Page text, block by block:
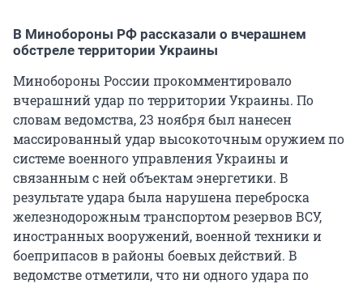
В Минобороны РФ рассказали о вчерашнем
обстреле территории Украины
Минобороны России прокомментировало
вчерашний удар по территории Украины. По
словам ведомства, 23 ноября был нанесен
массированный удар высокоточным оружием по
системе военного управления Украины и
связанным с ней объектам энергетики. В
результате удара была нарушена переброска
железнодорожным транспортом резервов ВСУ,
иностранных вооружений, военной техники и
боеприпасов в районы боевых действий. В
ведомстве отметили, что ни одного удара по